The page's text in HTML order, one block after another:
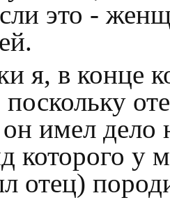
это -
я, в конце
он имел
которого у
отец)